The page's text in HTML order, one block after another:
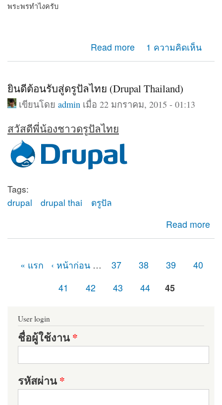
พระพรทำไงครับ
Read more
about อยากทำให้ก่อนเข้าเว็บเรามีหน้าถวายพระพร
1 ความคิดเห็น
ยินดีต้อนรับสู่ดรูปัลไทย (Drupal Thailand)
เขียนโดยadmin เมื่อ 22 มกราคม, 2015 - 01:13
สวัสดีพี่น้องชาวดรูปัลไทย
Tags:
drupal
drupal thai
ดรูปัล
Read more
about ยินดีต้อนรับสู่ดรูปัลไทย (Drupal Thailand)
« แรก ‹ หน้าก่อน … 37 38 39
40
41
42 43 44 45
User login
ชื่อผู้ใช้งาน*
รหัสผ่าน*